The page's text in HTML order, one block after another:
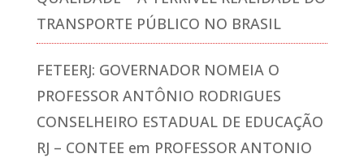
TRANSPORTE PÚBLICO NO BRASIL
FETEERJ: GOVERNADOR NOMEIA O
PROFESSOR ANTÔNIO RODRIGUES
CONSELHEIRO ESTADUAL DE EDUCAÇÃO
RJ – CONTEE em PROFESSOR ANTONIO